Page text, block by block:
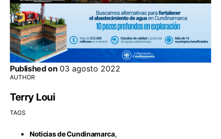
Published on 03 agosto 2022
AUTHOR
Terry Loui
TAGS
Noticias de Cundinamarca,